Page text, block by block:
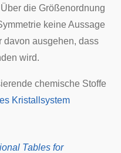
die Größenordnung
keine Aussage
davon ausgehen, dass
wird.
chemische Stoffe
Kristallsystem
Tables for